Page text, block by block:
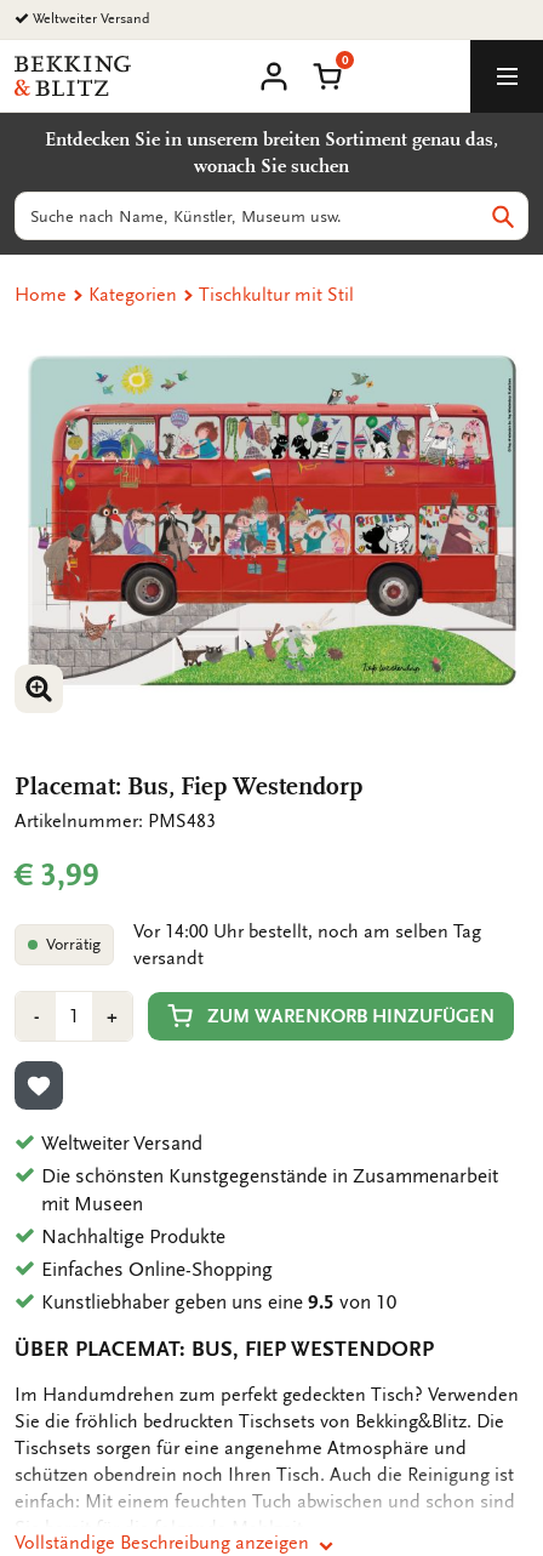
Zurück
zum
Inhalt
Weltweiter Versand
Bekking
&
Uitgevers
Warenkorb
0
Entdecken Sie in unserem breiten Sortiment genau das,
wonach Sie suchen
Suchen
Home Kategorien Tischkultur mit Stil
BILD VERGRÖSSERN
Placemat: Bus, Fiep Westendorp
Artikelnummer: PMS483
€ 3,99
Vorrätig
Vor 14:00 Uhr bestellt, noch am selben Tag
versandt
-Min
1
Anzahl
+Plus
1
ZUM WARENKORB HINZUFÜGEN
ZUR WUNSCHLISTE HINZUFÜGEN
Weltweiter Versand
Die schönsten Kunstgegenstände in Zusammenarbeit
mit Museen
Nachhaltige Produkte
Einfaches Online-Shopping
Kunstliebhaber geben uns eine9.5 von 10
ÜBER PLACEMAT: BUS, FIEP WESTENDORP
OMSCHRIJVING
Im Handumdrehen zum perfekt gedeckten Tisch? Verwenden
Sie die fröhlich bedruckten Tischsets von Bekking&Blitz. Die
Tischsets sorgen für eine angenehme Atmosphäre und
schützen obendrein noch Ihren Tisch. Auch die Reinigung ist
einfach: Mit einem feuchten Tuch abwischen und schon sind
Sie bereit für die folgende Mahlzeit
Vollständige Beschreibung anzeigen